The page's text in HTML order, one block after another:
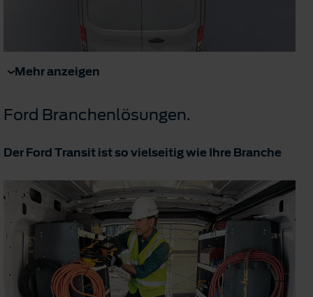
Mehr anzeigen
Ford Branchenlösungen.
Der Ford Transit ist so vielseitig wie Ihre Branche